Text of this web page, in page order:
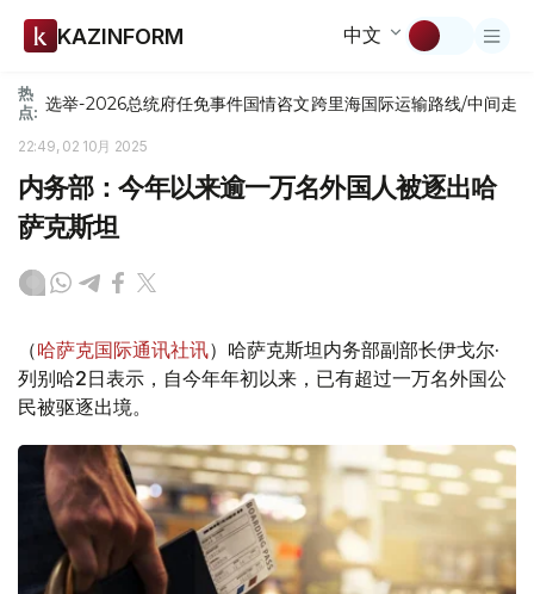
KAZINFORM 中文
热
点: 选举-2026总统府任免事件国情咨文跨里海国际运输路线/中间走廊
22:49, 02 10月 2025
内务部：今年以来逾一万名外国人被逐出哈
萨克斯坦
（哈萨克国际通讯社讯）哈萨克斯坦内务部副部长伊戈尔·
列别哈2日表示，自今年年初以来，已有超过一万名外国公
民被驱逐出境。